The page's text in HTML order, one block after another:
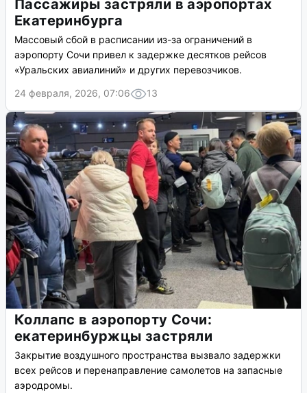
Пассажиры застряли в аэропортах
Екатеринбурга
Массовый сбой в расписании из-за ограничений в
аэропорту Сочи привел к задержке десятков рейсов
«Уральских авиалиний» и других перевозчиков.
24 февраля, 2026, 07:06
13
Коллапс в аэропорту Сочи:
екатеринбуржцы застряли
Закрытие воздушного пространства вызвало задержки
всех рейсов и перенаправление самолетов на запасные
аэродромы.